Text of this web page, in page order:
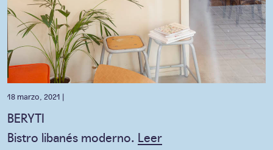
18 marzo, 2021 |
BERYTI
Bistro libanés moderno. Leer